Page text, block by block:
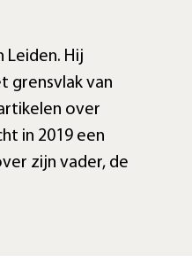
Leiden. Hij
grensvlak van
over
in 2019 een
zijn vader, de